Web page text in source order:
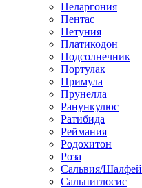
Пеларгония
Пентас
Петуния
Платикодон
Подсолнечник
Портулак
Примула
Прунелла
Ранункулюс
Ратибида
Реймания
Родохитон
Роза
Сальвия/Шалфей
Сальпиглосис